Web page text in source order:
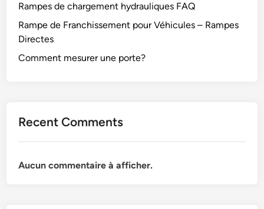
Rampes de chargement hydrauliques FAQ
Rampe de Franchissement pour Véhicules – Rampes
Directes
Comment mesurer une porte?
Recent Comments
Aucun commentaire à afficher.